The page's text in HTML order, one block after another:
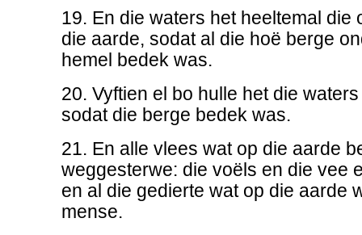
19. En die waters het heeltemal die
die aarde, sodat al die hoë berge
hemel bedek was.
20. Vyftien el bo hulle het die
sodat die berge bedek was.
21. En alle vlees wat op die aarde
weggesterwe: die voëls en die vee
en al die gedierte wat op die aarde
mense.